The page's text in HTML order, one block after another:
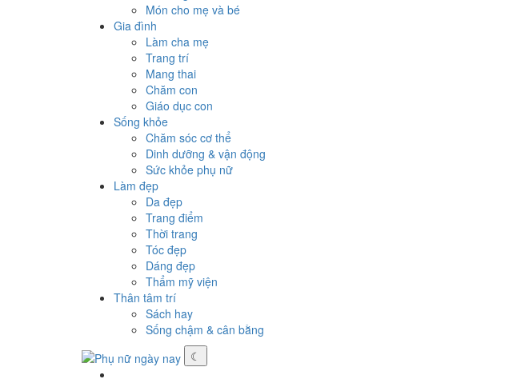
Món cho mẹ và bé
Gia đình
Làm cha mẹ
Trang trí
Mang thai
Chăm con
Giáo dục con
Sống khỏe
Chăm sóc cơ thể
Dinh dưỡng & vận động
Sức khỏe phụ nữ
Làm đẹp
Da đẹp
Trang điểm
Thời trang
Tóc đẹp
Dáng đẹp
Thẩm mỹ viện
Thân tâm trí
Sách hay
Sống chậm & cân bằng
☾